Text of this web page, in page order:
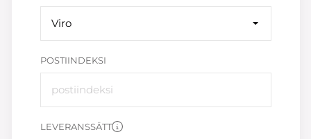
Viro
POSTIINDEKSI
LEVERANSSÄTT